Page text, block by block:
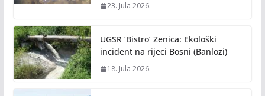
23. Jula 2026.
UGSR ‘Bistro’ Zenica: Ekološki
incident na rijeci Bosni (Banlozi)
18. Jula 2026.